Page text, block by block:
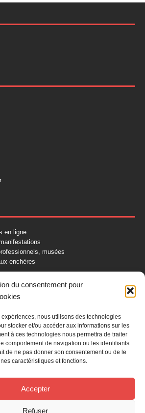
du consentement pour
nous utilisons des technologies
stocker et/ou accéder aux informations sur les
à ces technologies nous permettra de traiter
comportement de navigation ou les identifiants
de ne pas donner son consentement ou de le
caractéristiques et fonctions.
Accepter
Refuser
en ligne
musées
enchères